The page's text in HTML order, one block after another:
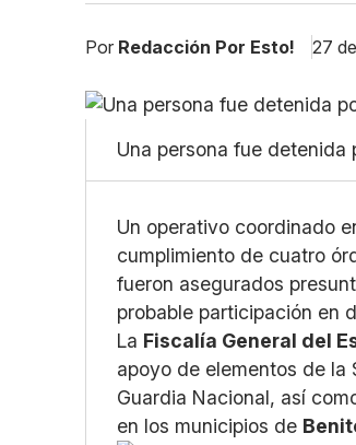
Por Redacción Por Esto! 27
Una persona fue detenida
Un operativo coordinado
cumplimiento de cuatro
fueron asegurados
probable participación en
La Fiscalía General del
apoyo de elementos de la
Guardia Nacional, así
en los municipios de